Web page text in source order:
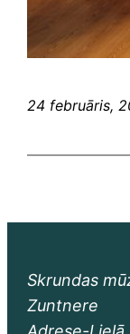
24 februāris,
Skrundas
Zuntnere